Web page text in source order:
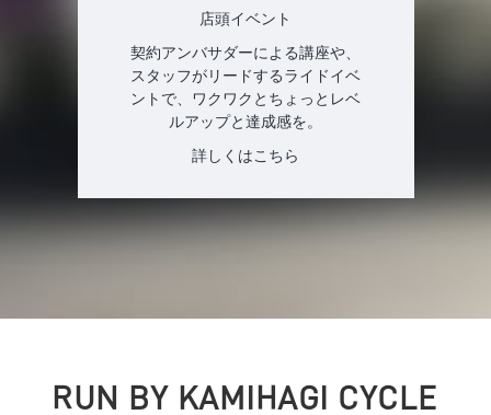
店頭イベント
契約アンバサダーによる講座や、
スタッフがリードするライドイベ
ントで、ワクワクとちょっとレベ
ルアップと達成感を。
詳しくはこちら
RUN BY KAMIHAGI CYCLE